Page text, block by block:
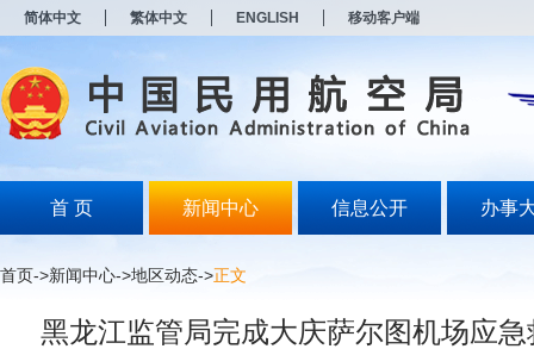
简体中文 繁体中文 ENGLISH 移动客户端
首 页 新闻中心 信息公开 办事
首页->新闻中心->地区动态->正文
黑龙江监管局完成大庆萨尔图机场应
打
开
无
障
说
按
Alt